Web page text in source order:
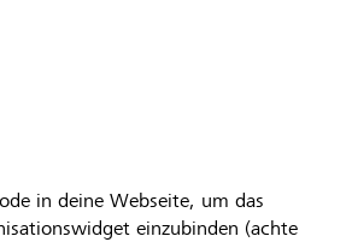
in deine Webseite, um das
einzubinden (achte